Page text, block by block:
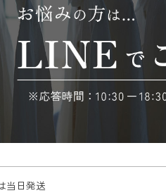
当日発送